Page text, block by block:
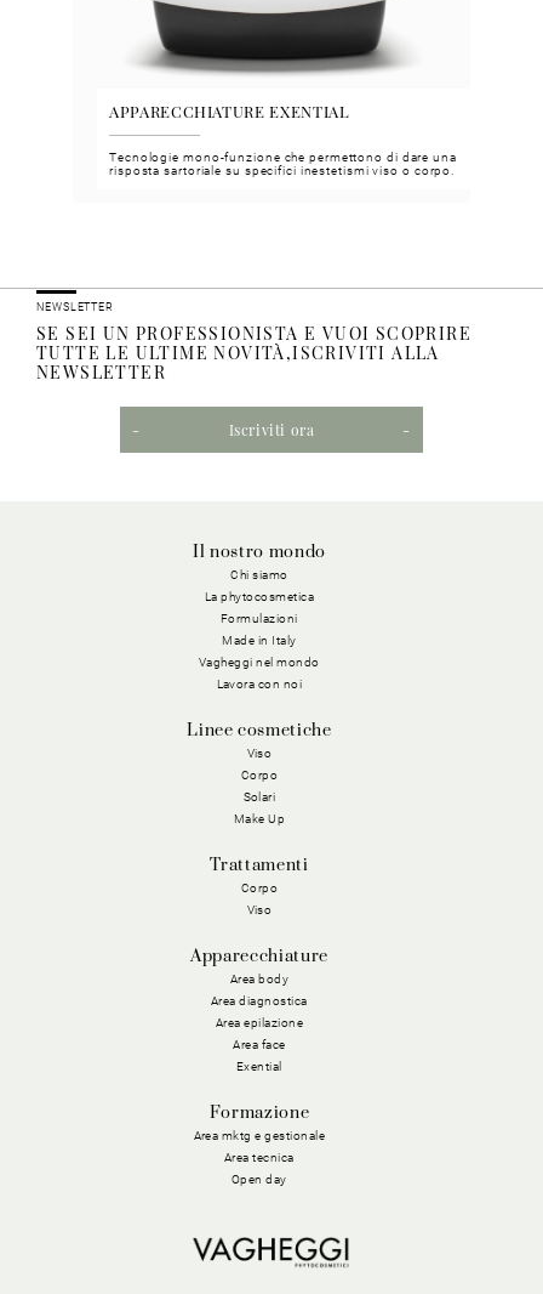
APPARECCHIATURE EXENTIAL
Tecnologie mono-funzione che permettono di dare una
risposta sartoriale su specifici inestetismi viso o corpo.
NEWSLETTER
SE SEI UN PROFESSIONISTA E VUOI SCOPRIRE
TUTTE LE ULTIME NOVITÀ,ISCRIVITI ALLA
NEWSLETTER
Iscriviti ora
Il nostro mondo
Chi siamo
La phytocosmetica
Formulazioni
Made in Italy
Vagheggi nel mondo
Lavora con noi
Linee cosmetiche
Viso
Corpo
Solari
Make Up
Trattamenti
Corpo
Viso
Apparecchiature
Area body
Area diagnostica
Area epilazione
Area face
Exential
Formazione
Area mktg e gestionale
Area tecnica
Open day